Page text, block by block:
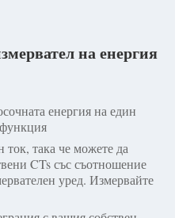
на енергия
енергия на един
така че можете да
CTs със съотношение
уред. Измервайте